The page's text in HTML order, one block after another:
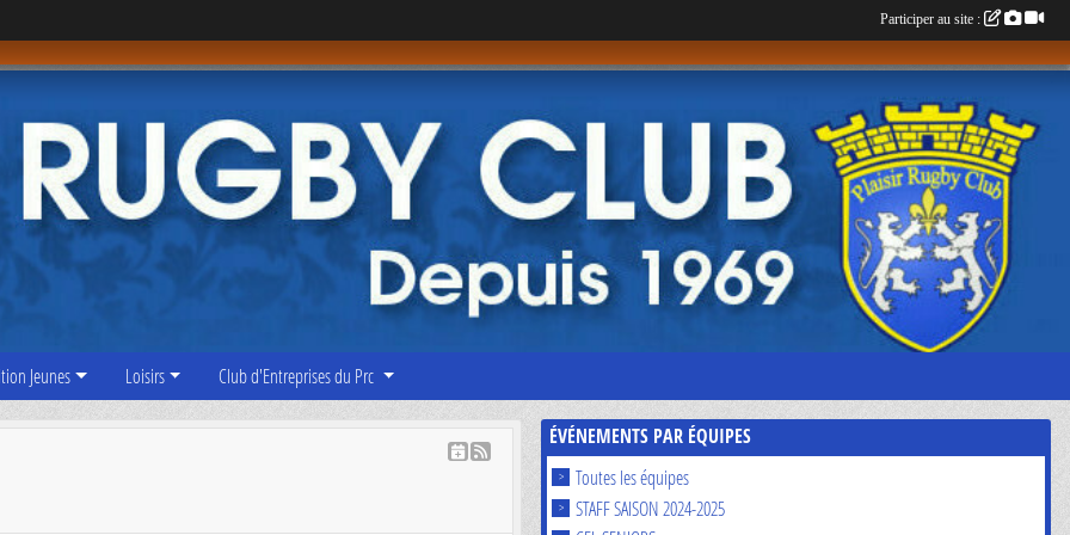
Jeunes Loisirs Club d'Entreprises du Prc
ÉVÉNEMENTS PAR ÉQUIPES
Toutes les équipes
STAFF SAISON 2024-2025
Participer au site :